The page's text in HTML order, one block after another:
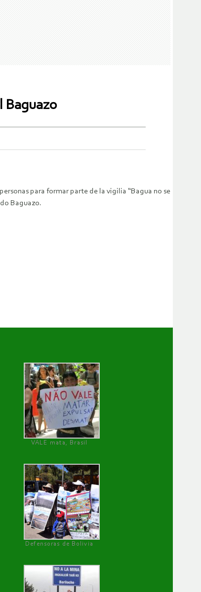
Baguazo
para formar parte de la vigilia “Bagua no se
Baguazo.
VALE mata, Brasil
Defensoras de Bolivia